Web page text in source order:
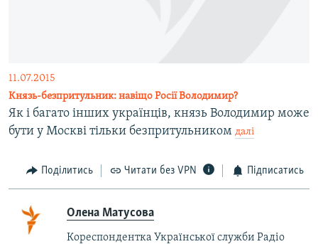
11.07.2015
Князь-безпритульник: навіщо Росії Володимир?
Як і багато інших українців, князь Володимир може
бути у Москві тільки безпритульником далі
Поділитись Читати без VPN Підписатись
Олена Матусова
Кореспондентка Української служби Радіо